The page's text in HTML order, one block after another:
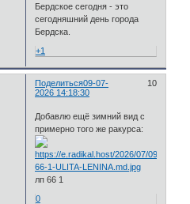
Бердское сегодня - это
сегодняшний день города
Бердска.
+1
Поделиться 10
09-07-
2026 14:18:30
Добавлю ещё зимний вид с
примерно того же ракурса:
лп 66 1
0